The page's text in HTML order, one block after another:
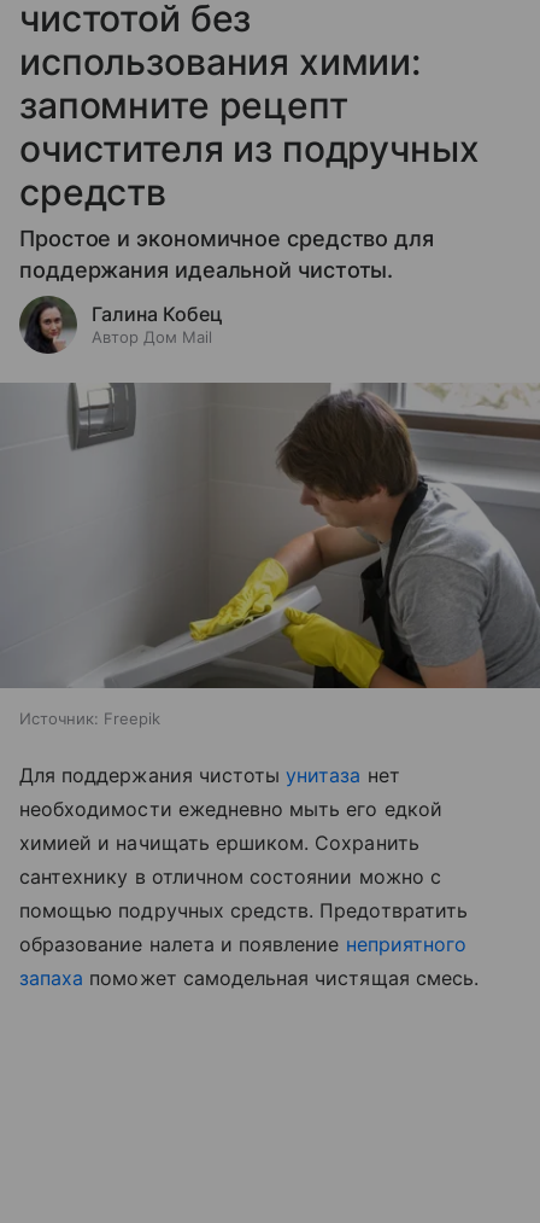
чистотой без
использования химии:
запомните рецепт
очистителя из подручных
средств
Простое и экономичное средство для
поддержания идеальной чистоты.
Галина Кобец
Автор Дом Mail
Источник: Freepik
Для поддержания чистотыунитаза нет
необходимости ежедневно мыть его едкой
химией и начищать ершиком. Сохранить
сантехнику в отличном состоянии можно с
помощью подручных средств. Предотвратить
образование налета и появление неприятного
запаха поможет самодельная чистящая смесь.